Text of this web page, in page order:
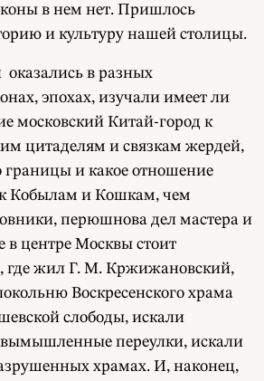
в нем нет. Пришлось
и культуру нашей столицы.
в разных
эпохах, изучали имеет ли
московский Китай-город к
цитаделям и связкам жердей,
границы и какое отношение
Кобылам и Кошкам, чем
перюшнова дел мастера и
центре Москвы стоит
где жил Г. М. Кржижановский,
Воскресенского храма
слободы, искали
переулки, искали
храмах. И, наконец,